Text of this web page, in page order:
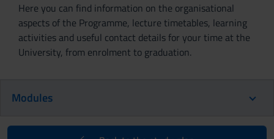
Here you can find information on the organisational
aspects of the Programme, lecture timetables, learning
activities and useful contact details for your time at the
University, from enrolment to graduation.
Modules